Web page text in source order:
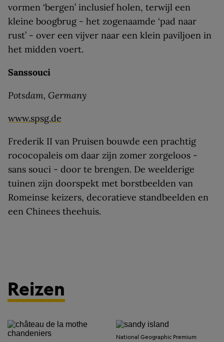
vormen ‘bergen’ inclusief holen, terwijl een
kleine boogbrug - het zogenaamde ‘pad naar
rust’ - over een vijver naar een klein paviljoen in
het midden voert.
Sanssouci
Potsdam, Germany
www.spsg.de
Frederik II van Pruisen bouwde een prachtig
rococopaleis om daar zijn zomer zorgeloos -
sans souci - door te brengen. De weelderige
tuinen zijn doorspekt met borstbeelden van
Romeinse keizers, decoratieve standbeelden en
een Chinees theehuis.
Reizen
National Geographic Premium